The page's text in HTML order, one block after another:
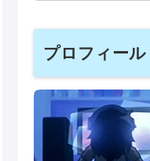
プロフィール